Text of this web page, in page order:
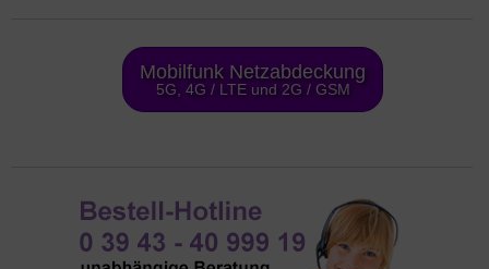
Mobilfunk Netzabdeckung
5G, 4G / LTE und 2G / GSM